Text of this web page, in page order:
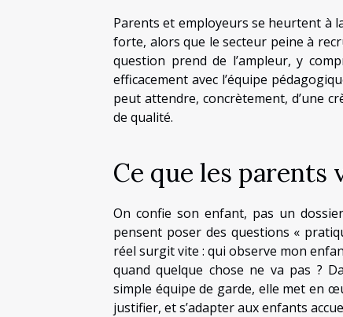
Parents et employeurs se heurtent à
forte, alors que le secteur peine à
question prend de l’ampleur, y
efficacement avec l’équipe
peut attendre, concrètement, d’une
de qualité.
Ce que les
On confie son enfant, pas un
pensent poser des questions «
réel surgit vite : qui observe mon
quand quelque chose ne va pas ?
simple équipe de garde, elle met en
justifier, et s’adapter aux enfants